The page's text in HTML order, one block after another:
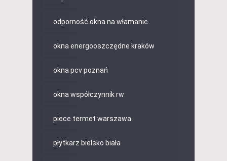
odporność okna na włamanie
okna energooszczędne kraków
okna pcv poznań
okna współczynnik rw
piece termet warszawa
płytkarz bielsko biała